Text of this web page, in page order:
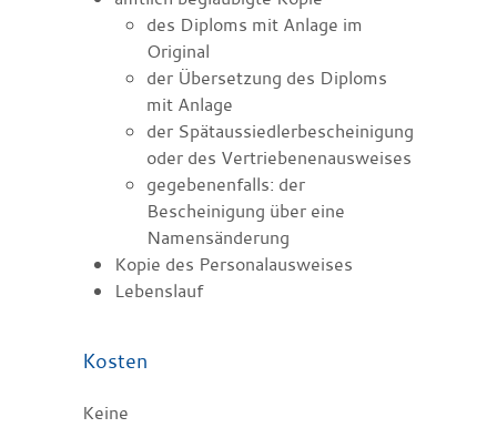
des Diploms mit Anlage im
Original
der Übersetzung des Diploms
mit Anlage
der Spätaussiedlerbescheinigung
oder des Vertriebenenausweises
gegebenenfalls: der
Bescheinigung über eine
Namensänderung
Kopie des Personalausweises
Lebenslauf
Kosten
Keine